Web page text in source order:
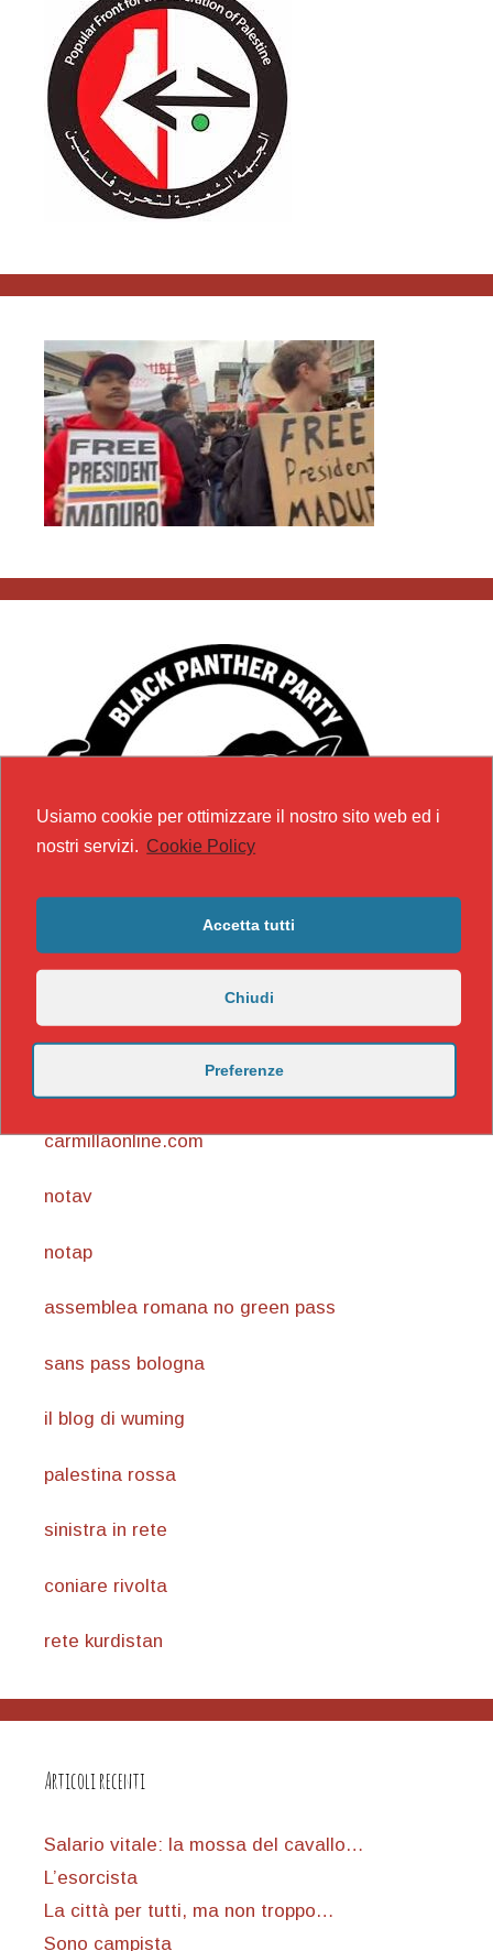
https://nicomaccentelli.substack.com/
carmillaonline.com
notav
notap
assemblea romana no green pass
sans pass bologna
il blog di wuming
palestina rossa
sinistra in rete
coniare rivolta
rete kurdistan
Articoli recenti
Salario vitale: la mossa del cavallo…
L’esorcista
La città per tutti, ma non troppo…
Sono campista
Usiamo cookie per ottimizzare il nostro sito web ed i
nostri servizi. Cookie Policy
Accetta tutti
Chiudi
Preferenze